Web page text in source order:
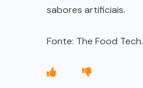
sabores artificiais.
Fonte: The Food Tech.